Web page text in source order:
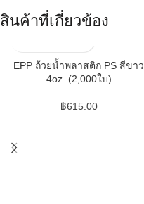
สินค้าที่เกี่ยวข้อง
EPP ถ้วยน้ำพลาสติก PS สีขาว
4oz. (2,000ใบ)
฿615.00